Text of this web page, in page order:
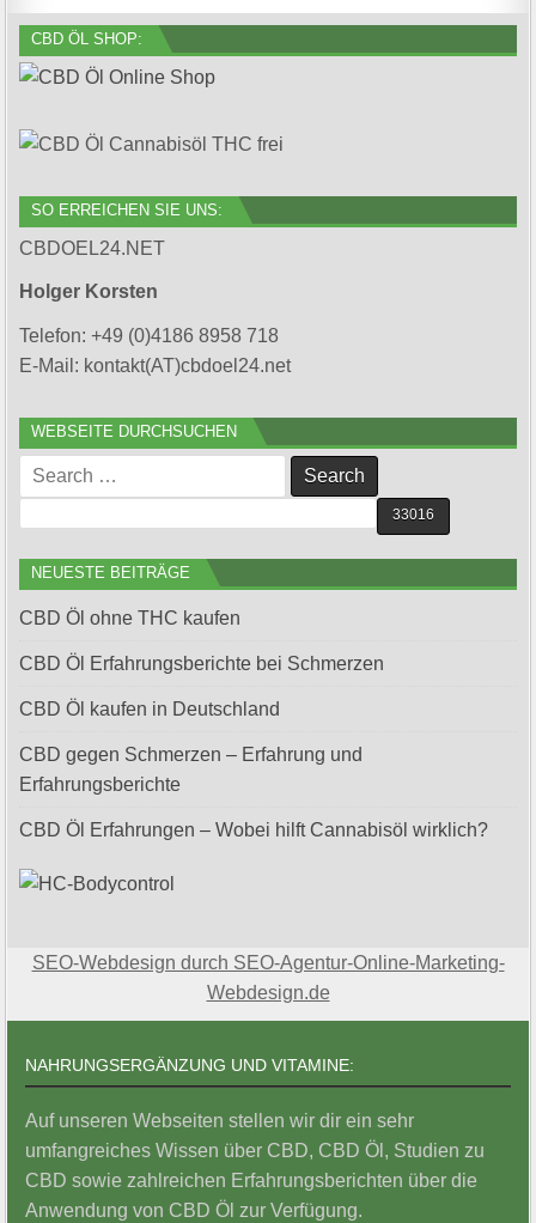
CBD ÖL SHOP:
SO ERREICHEN SIE UNS:
CBDOEL24.NET
Holger Korsten
Telefon: +49 (0)4186 8958 718
E-Mail: kontakt(AT)cbdoel24.net
WEBSEITE DURCHSUCHEN
Search
for:
NEUESTE BEITRÄGE
CBD Öl ohne THC kaufen
CBD Öl Erfahrungsberichte bei Schmerzen
CBD Öl kaufen in Deutschland
CBD gegen Schmerzen – Erfahrung und
Erfahrungsberichte
CBD Öl Erfahrungen – Wobei hilft Cannabisöl wirklich?
SEO-Webdesign durch SEO-Agentur-Online-Marketing-
Webdesign.de
NAHRUNGSERGÄNZUNG UND VITAMINE:
Auf unseren Webseiten stellen wir dir ein sehr
umfangreiches Wissen über CBD, CBD Öl, Studien zu
CBD sowie zahlreichen Erfahrungsberichten über die
Anwendung von CBD Öl zur Verfügung.